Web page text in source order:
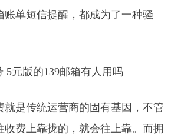
账单短信提醒，都成为了一种骚
就是传统运营商的固有基因，不管
收费上靠拢的，就会往上靠。而拥